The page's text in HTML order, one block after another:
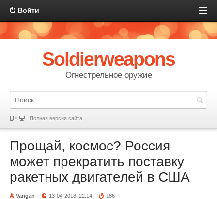
Войти
Soldierweapons
Огнестрельное оружие
Полная версия сайта
Прощай, космос? Россия
может прекратить поставку
ракетных двигателей в США
Vangan 13-04-2018, 22:14 186